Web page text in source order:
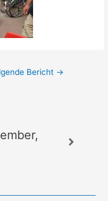
Bericht →